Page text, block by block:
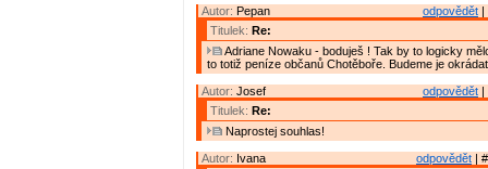
odpovědět |
Autor: Pepan
Titulek: Re:
Adriane Nowaku - boduješ ! Tak by to logicky
to totiž peníze občanů Chotěboře. Budeme je
odpovědět |
Autor: Josef
Titulek: Re:
Naprostej souhlas!
odpovědět |
Autor: Ivana